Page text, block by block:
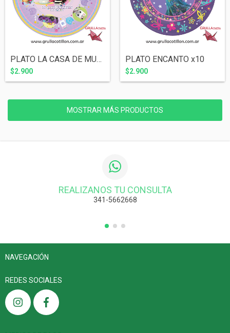
PLATO LA CASA DE MUÑECAS DE GABBY x8
$2.900
PLATO ENCANTO x10
$2.900
MOSTRAR MÁS PRODUCTOS
REALIZANOS TU CONSULTA
341-5662668
NAVEGACIÓN
REDES SOCIALES